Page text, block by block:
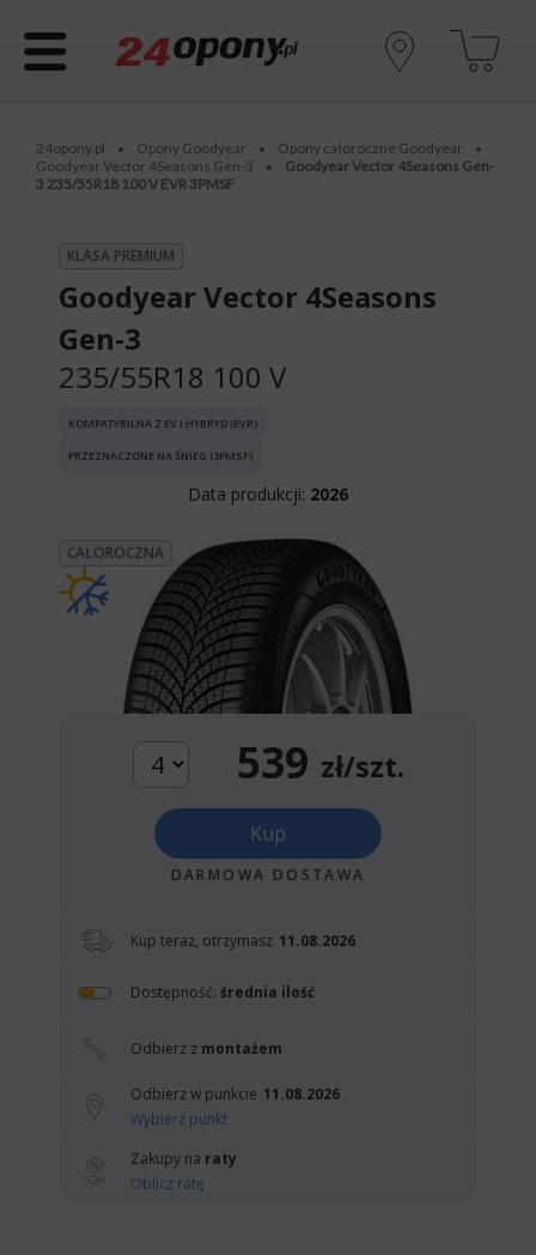
24opony.pl • Opony Goodyear • Opony całoroczne Goodyear •
Goodyear Vector 4Seasons Gen-3 •
Goodyear Vector 4Seasons Gen-
3 235/55R18 100 V EVR 3PMSF
KLASA PREMIUM
Goodyear Vector 4Seasons
Gen-3
235/55R18 100 V
KOMPATYBILNA Z EV I HYBRYD (EVR)
PRZEZNACZONE NA ŚNIEG (3PMSF)
Data produkcji: 2026
CAŁOROCZNA
539 zł/szt.
Kup
DARMOWA DOSTAWA
Kup teraz, otrzymasz 11.08.2026
Dostępność: średnia ilość
Odbierz z montażem
Odbierz w punkcie 11.08.2026
Wybierz punkt
Zakupy na raty
Oblicz ratę